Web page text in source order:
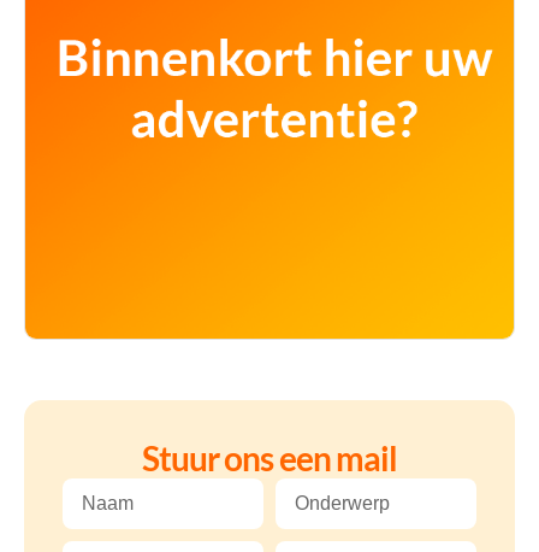
Stuur ons een mail